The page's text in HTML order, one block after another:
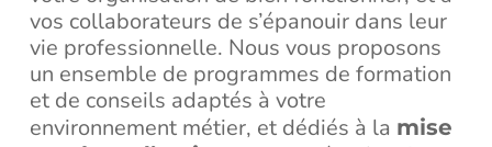
vos collaborateurs de s’épanouir dans leur
vie professionnelle. Nous vous proposons
un ensemble de programmes de formation
et de conseils adaptés à votre
environnement métier, et dédiés à la mise